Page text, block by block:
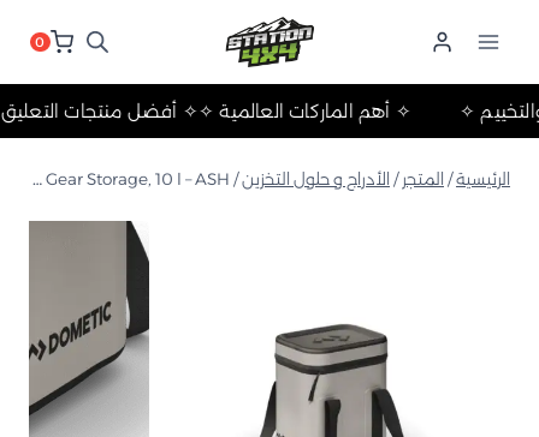
0
✧ أفضل منتجات✧ أهم الماركات العالمية ✧ والتخييم ✧
الرئيسية/ المتجر / الأدراج و حلول التخزين/ Portable Gear Storage, 10 l – ASH حقيبة تخزين